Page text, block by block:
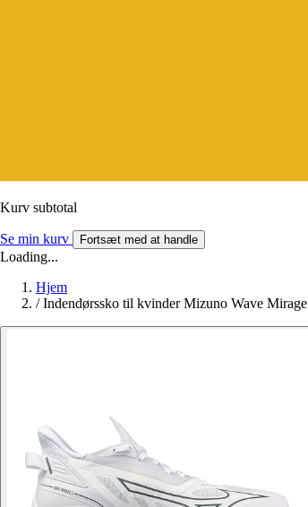
Kurv subtotal
Se min kurv Fortsæt med at handle
Loading...
Hjem
/ Indendørssko til kvinder Mizuno Wave Mirage